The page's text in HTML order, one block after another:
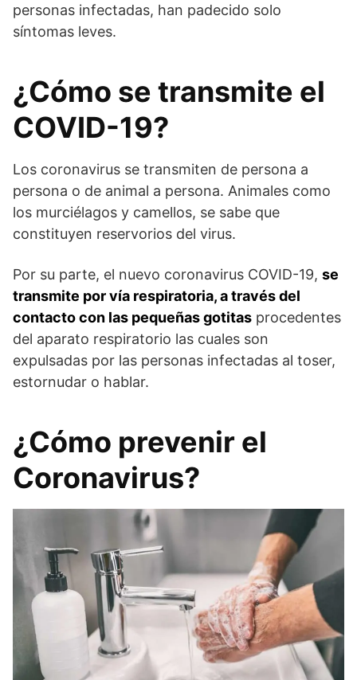
personas infectadas, han padecido solo
síntomas leves.
¿Cómo se transmite el
COVID-19?
Los coronavirus se transmiten de persona a
persona o de animal a persona. Animales como
los murciélagos y camellos, se sabe que
constituyen reservorios del virus.
Por su parte, el nuevo coronavirus COVID-19, se
transmite por vía respiratoria, a través del
contacto con las pequeñas gotitas procedentes
del aparato respiratorio las cuales son
expulsadas por las personas infectadas al toser,
estornudar o hablar.
¿Cómo prevenir el
Coronavirus?